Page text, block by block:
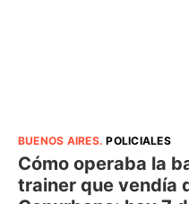
BUENOS AIRES.POLICIALES
Cómo operaba la
trainer que vendía